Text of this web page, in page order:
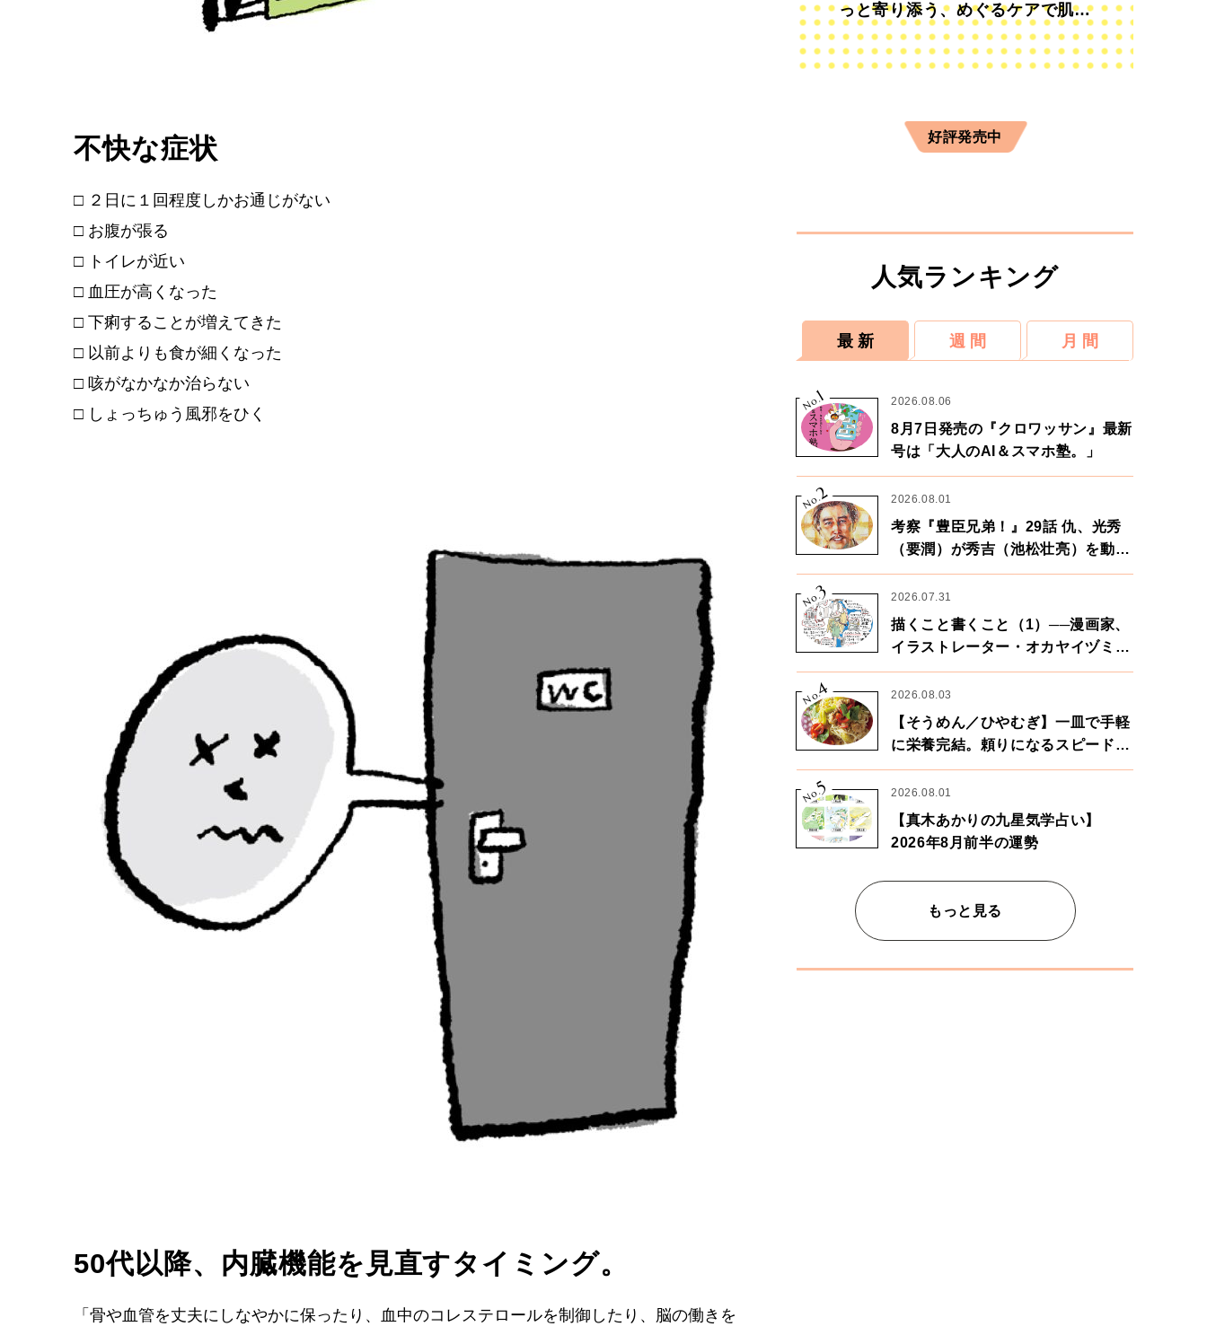
不快な症状
□ ２日に１回程度しかお通じがない
□ お腹が張る
□ トイレが近い
□ 血圧が高くなった
□ 下痢することが増えてきた
□ 以前よりも食が細くなった
□ 咳がなかなか治らない
□ しょっちゅう風邪をひく
50代以降、内臓機能を見直すタイミング。
「骨や血管を丈夫にしなやかに保ったり、血中のコレステロールを制御したり、脳の働きを
っと寄り添う、めぐるケアで肌も
心も前向きに
好評発売中
人気ランキング
最 新 週 間 月 間
No.
1 2026.08.06
8月7日発売の『クロワッサン』最新
号は「大人のAI＆スマホ塾。」
No.2 2026.08.01
考察『豊臣兄弟！』29話 仇、光秀
（要潤）が秀吉（池松壮亮）を動か
す。天下に向けた兄弟の分岐点。
No.
3 2026.07.31
描くこと書くこと（1）──漫画家、
イラストレーター・オカヤイヅミさ
ん×漫画家・鶴谷香央理さん
No.
4 2026.08.03
【そうめん／ひやむぎ】一皿で手軽
に栄養完結。頼りになるスピードパ
ワー麺
No.
5 2026.08.01
【真木あかりの九星気学占い】
2026年8月前半の運勢
もっと見る